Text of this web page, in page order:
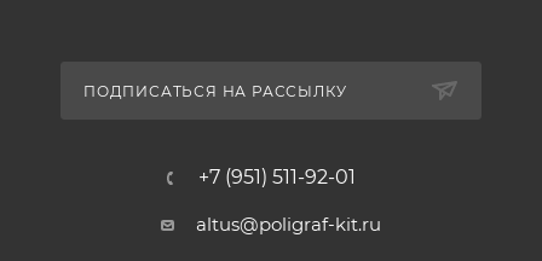
ПОДПИСАТЬСЯ НА РАССЫЛКУ
+7 (951) 511-92-01
altus@poligraf-kit.ru